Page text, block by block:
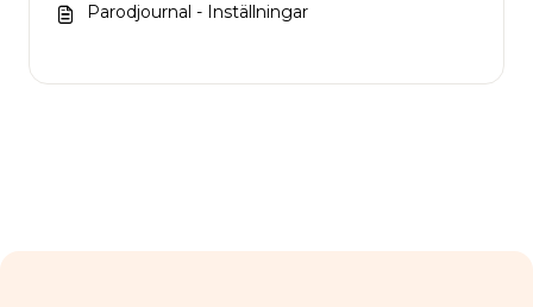
Parodjournal - Inställningar